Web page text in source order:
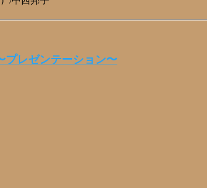
プレゼンテーション〜